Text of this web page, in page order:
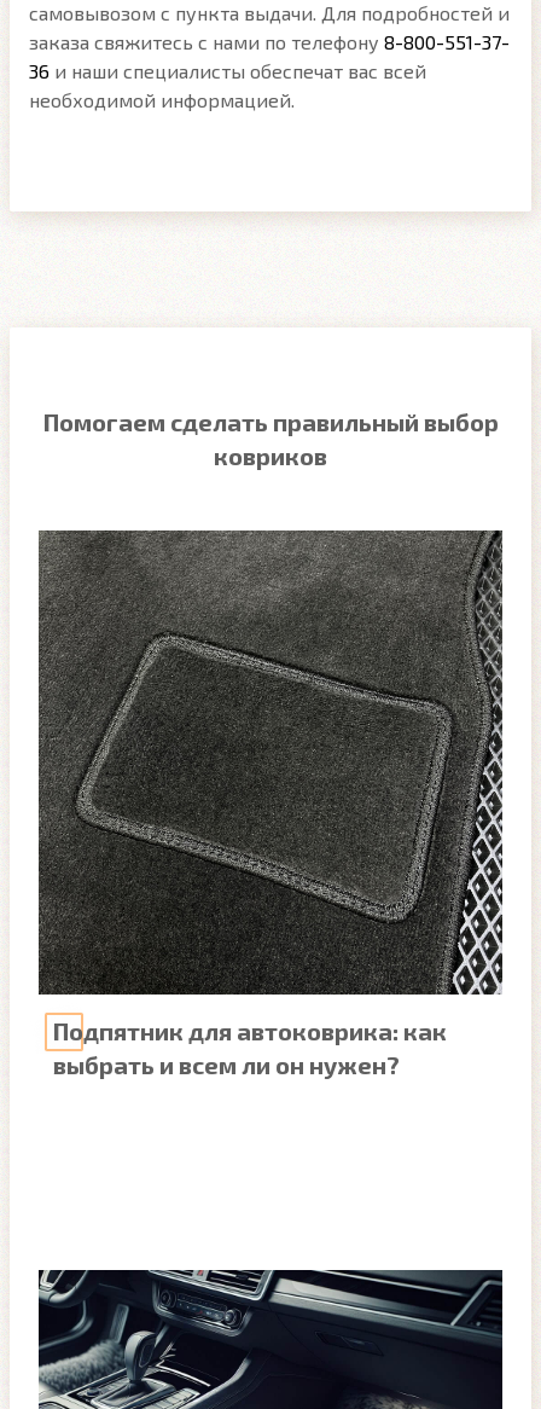
самовывозом с пункта выдачи. Для подробностей и
заказа свяжитесь с нами по телефону 8-800-551-37-
36 и наши специалисты обеспечат вас всей
необходимой информацией.
Помогаем сделать правильный выбор
ковриков
Подпятник для автоковрика: как
выбрать и всем ли он нужен?